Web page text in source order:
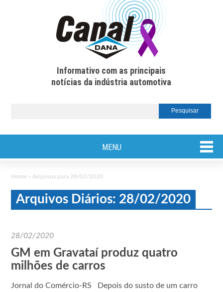
Informativo com as principais
notícias da indústria automotiva
MENU
Home » Arquivos para 28/02/2020
Arquivos Diários: 28/02/2020
28/02/2020
GM em Gravataí produz quatro
milhões de carros
Jornal do Comércio-RS Depois do susto de um carro